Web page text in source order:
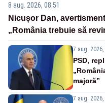
8 aug. 2026, 08:51
Nicușor Dan,
„România trebuie să
7 aug. 2026,
PSD,
majoră”
7 aug. 2026,